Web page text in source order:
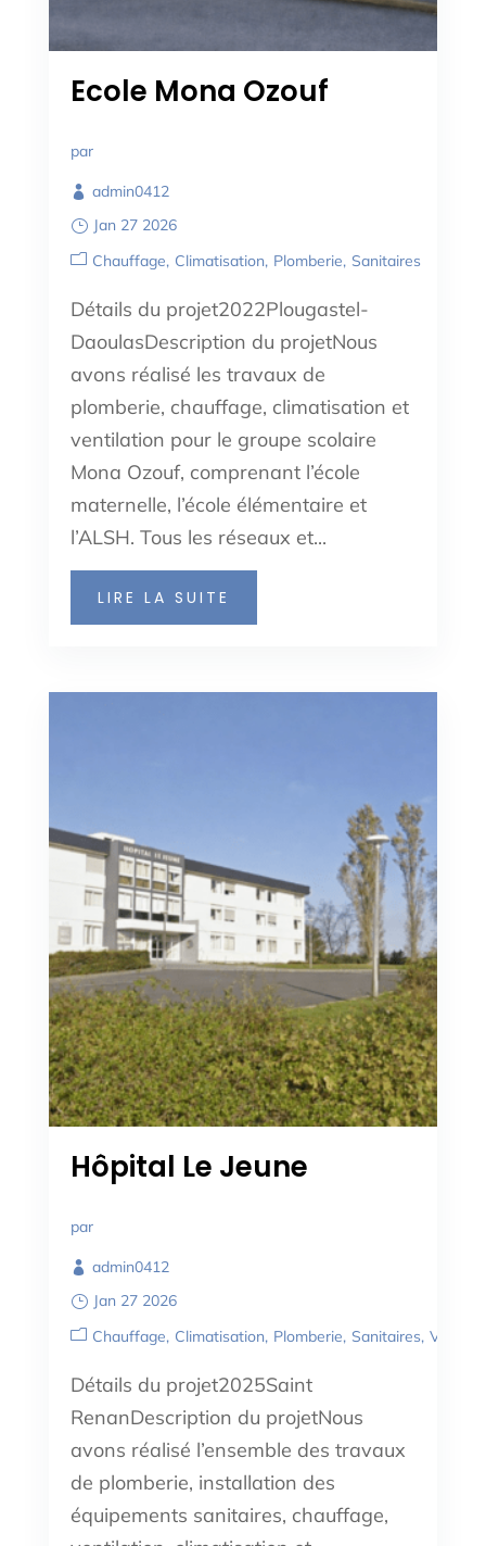
Ecole Mona Ozouf
par
admin0412
Jan 27 2026
Chauffage Climatisation Plomberie Sanitaires
Détails du projet2022Plougastel-
DaoulasDescription du projetNous
avons réalisé les travaux de
plomberie, chauffage, climatisation et
ventilation pour le groupe scolaire
Mona Ozouf, comprenant l’école
maternelle, l’école élémentaire et
l’ALSH. Tous les réseaux et...
LIRE LA SUITE
Hôpital Le Jeune
par
admin0412
Jan 27 2026
Chauffage Climatisation Plomberie Sanitaires
Détails du projet2025Saint
RenanDescription du projetNous
avons réalisé l’ensemble des travaux
de plomberie, installation des
équipements sanitaires, chauffage,